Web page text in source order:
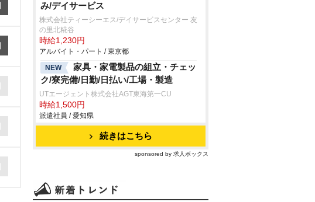
み/デイサービス
株式会社ティーシーエス/デイサービスセンター 友
の里北糀谷
時給1,230円
アルバイト・パート / 東京都
NEW
家具・家電製品の組立・チェッ
ク/寮完備/日勤/日払い/工場・製造
UTエージェント株式会社AGT東海第一CU
時給1,500円
派遣社員 / 愛知県
続きはこちら
sponsored by 求人ボックス